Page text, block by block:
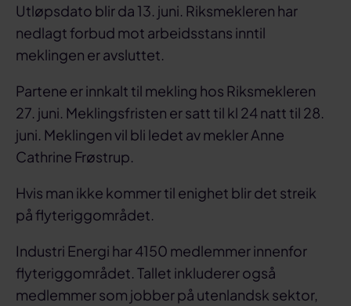
Utløpsdato blir da 13. juni. Riksmekleren har
nedlagt forbud mot arbeidsstans inntil
meklingen er avsluttet.
Partene er innkalt til mekling hos Riksmekleren
27. juni. Meklingsfristen er satt til kl 24 natt til 28.
juni. Meklingen vil bli ledet av mekler Anne
Cathrine Frøstrup.
Hvis man ikke kommer til enighet blir det streik
på flyteriggområdet.
Industri Energi har 4150 medlemmer innenfor
flyteriggområdet. Tallet inkluderer også
medlemmer som jobber på utenlandsk sektor,